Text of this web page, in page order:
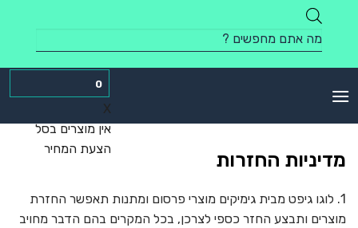
content
Products
search
0
X
אין מוצרים בסל
הצעת המחיר
מדיניות החזרות
1. לוגו גיפט מבית גימיקים מוצרי פרסום ומתנות
תאפשר החזרת
מוצרים ותבצע החזר כספי לצרכן, בכל המקרים בהם הדבר מחויב